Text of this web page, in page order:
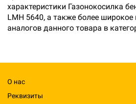
характеристики Газонокосилка
LMH 5640, а также более широкое
аналогов данного товара в
О нас
Реквизиты